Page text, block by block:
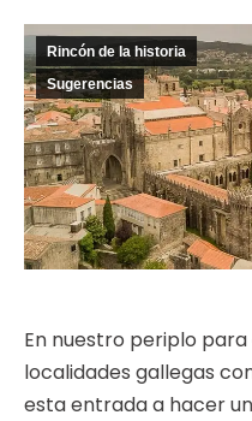
Rincón de la historia
Sugerencias
En nuestro periplo
localidades gallegas
esta entrada a hacer